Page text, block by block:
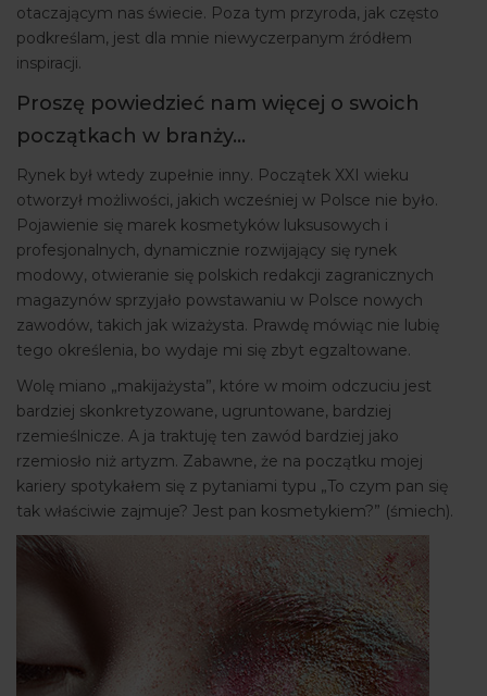
otaczającym nas świecie. Poza tym przyroda, jak często
podkreślam, jest dla mnie niewyczerpanym źródłem
inspiracji.
Proszę powiedzieć nam więcej o swoich
początkach w branży…
Rynek był wtedy zupełnie inny. Początek XXI wieku
otworzył możliwości, jakich wcześniej w Polsce nie było.
Pojawienie się marek kosmetyków luksusowych i
profesjonalnych, dynamicznie rozwijający się rynek
modowy, otwieranie się polskich redakcji zagranicznych
magazynów sprzyjało powstawaniu w Polsce nowych
zawodów, takich jak wizażysta. Prawdę mówiąc nie lubię
tego określenia, bo wydaje mi się zbyt egzaltowane.
Wolę miano „makijażysta”, które w moim odczuciu jest
bardziej skonkretyzowane, ugruntowane, bardziej
rzemieślnicze. A ja traktuję ten zawód bardziej jako
rzemiosło niż artyzm. Zabawne, że na początku mojej
kariery spotykałem się z pytaniami typu „To czym pan się
tak właściwie zajmuje? Jest pan kosmetykiem?” (śmiech).